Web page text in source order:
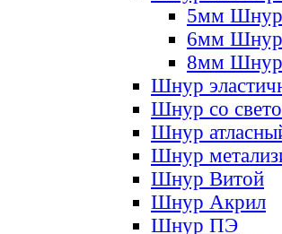
5мм Шнур
6мм Шнур
8мм Шнур
Шнур
Шнур со
Шнур
Шнур
Шнур Витой
Шнур Акрил
Шнур ПЭ